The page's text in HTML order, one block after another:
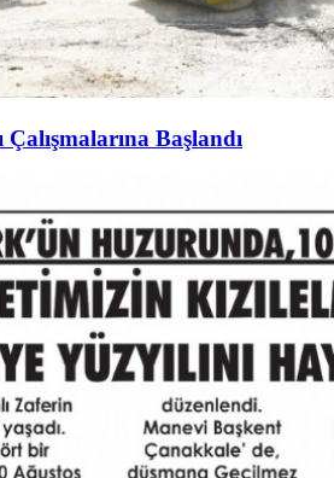
Başlandı